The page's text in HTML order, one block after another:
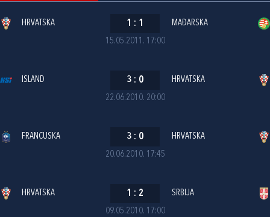
15.05.2011. 17:00
HRVATSKA 1 : 1 MAĐARSKA
22.06.2010. 20:00
ISLAND 3 : 0 HRVATSKA
20.06.2010. 17:45
FRANCUSKA 3 : 0 HRVATSKA
09.05.2010. 17:00
HRVATSKA 1 : 2 SRBIJA